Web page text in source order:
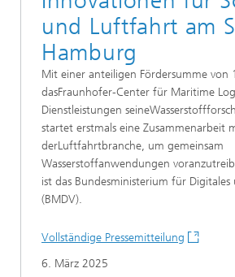
und Luftfahrt am
Hamburg
Mit einer anteiligen Fördersumme von
dasFraunhofer-Center für Maritime
Dienstleistungen
startet erstmals eine Zusammenarbeit
derLuftfahrtbranche, um gemeinsam
Wasserstoffanwendungen
ist das Bundesministerium für
(BMDV).
Vollständige Pressemitteilung
6. März 2025